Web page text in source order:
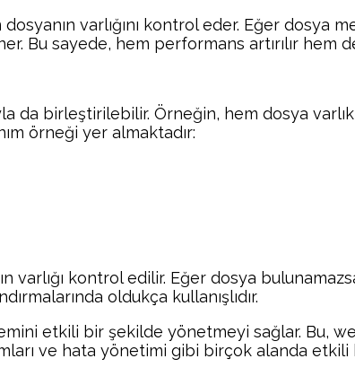
varlığını kontrol eder. Eğer dosya
Bu sayede, hem performans artırılır hem
da birleştirilebilir. Örneğin, hem dosya
örneği yer almaktadır:
kontrol edilir. Eğer dosya
oldukça kullanışlıdır.
etkili bir şekilde yönetmeyi sağlar. Bu,
ve hata yönetimi gibi birçok alanda etkili